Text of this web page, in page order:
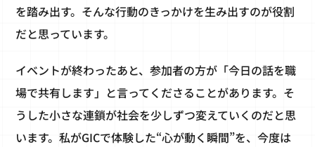
を踏み出す。そんな行動のきっかけを生み出すのが役割
だと思っています。
イベントが終わったあと、参加者の方が「今日の話を職
場で共有します」と言ってくださることがあります。そ
うした小さな連鎖が社会を少しずつ変えていくのだと思
います。私がGICで体験した“心が動く瞬間”を、今度は